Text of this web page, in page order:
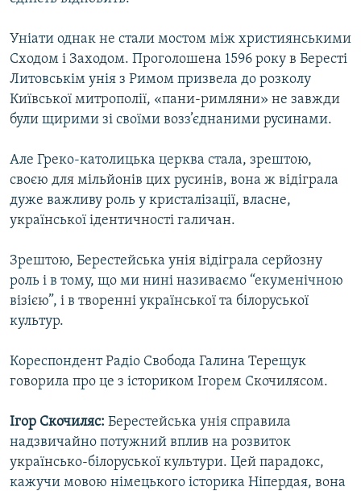
Уніати однак не стали мостом між християнськими
Сходом і Заходом. Проголошена 1596 року в Бересті
Литовськім унія з Римом призвела до розколу
Київської митрополії, «пани-римляни» не завжди
були щирими зі своїми возз’єднаними русинами.
Але Греко-католицька церква стала, зрештою,
своєю для мільйонів цих русинів, вона ж відіграла
дуже важливу роль у кристалізації, власне,
української ідентичності галичан.
Зрештою, Берестейська унія відіграла серйозну
роль і в тому, що ми нині називаємо “екуменічною
візією”, і в творенні української та білоруської
культур.
Кореспондент Радіо Свобода Галина Терещук
говорила про це з істориком Ігорем Скочилясом.
Ігор Скочиляс: Берестейська унія справила
надзвичайно потужний вплив на розвиток
українсько-білоруської культури. Цей парадокс,
кажучи мовою німецького історика Ніпердая, вона